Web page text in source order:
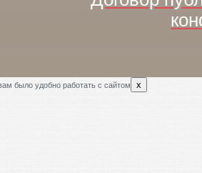
было удобно работать с сайтом x